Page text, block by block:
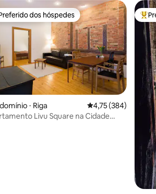
média de 5, 138 avaliações
os melhores preferidos dos hóspedes
dos hóspedes
⋅ Riga 4,75 de uma
4,75 (384)
Livu Square na Cidade